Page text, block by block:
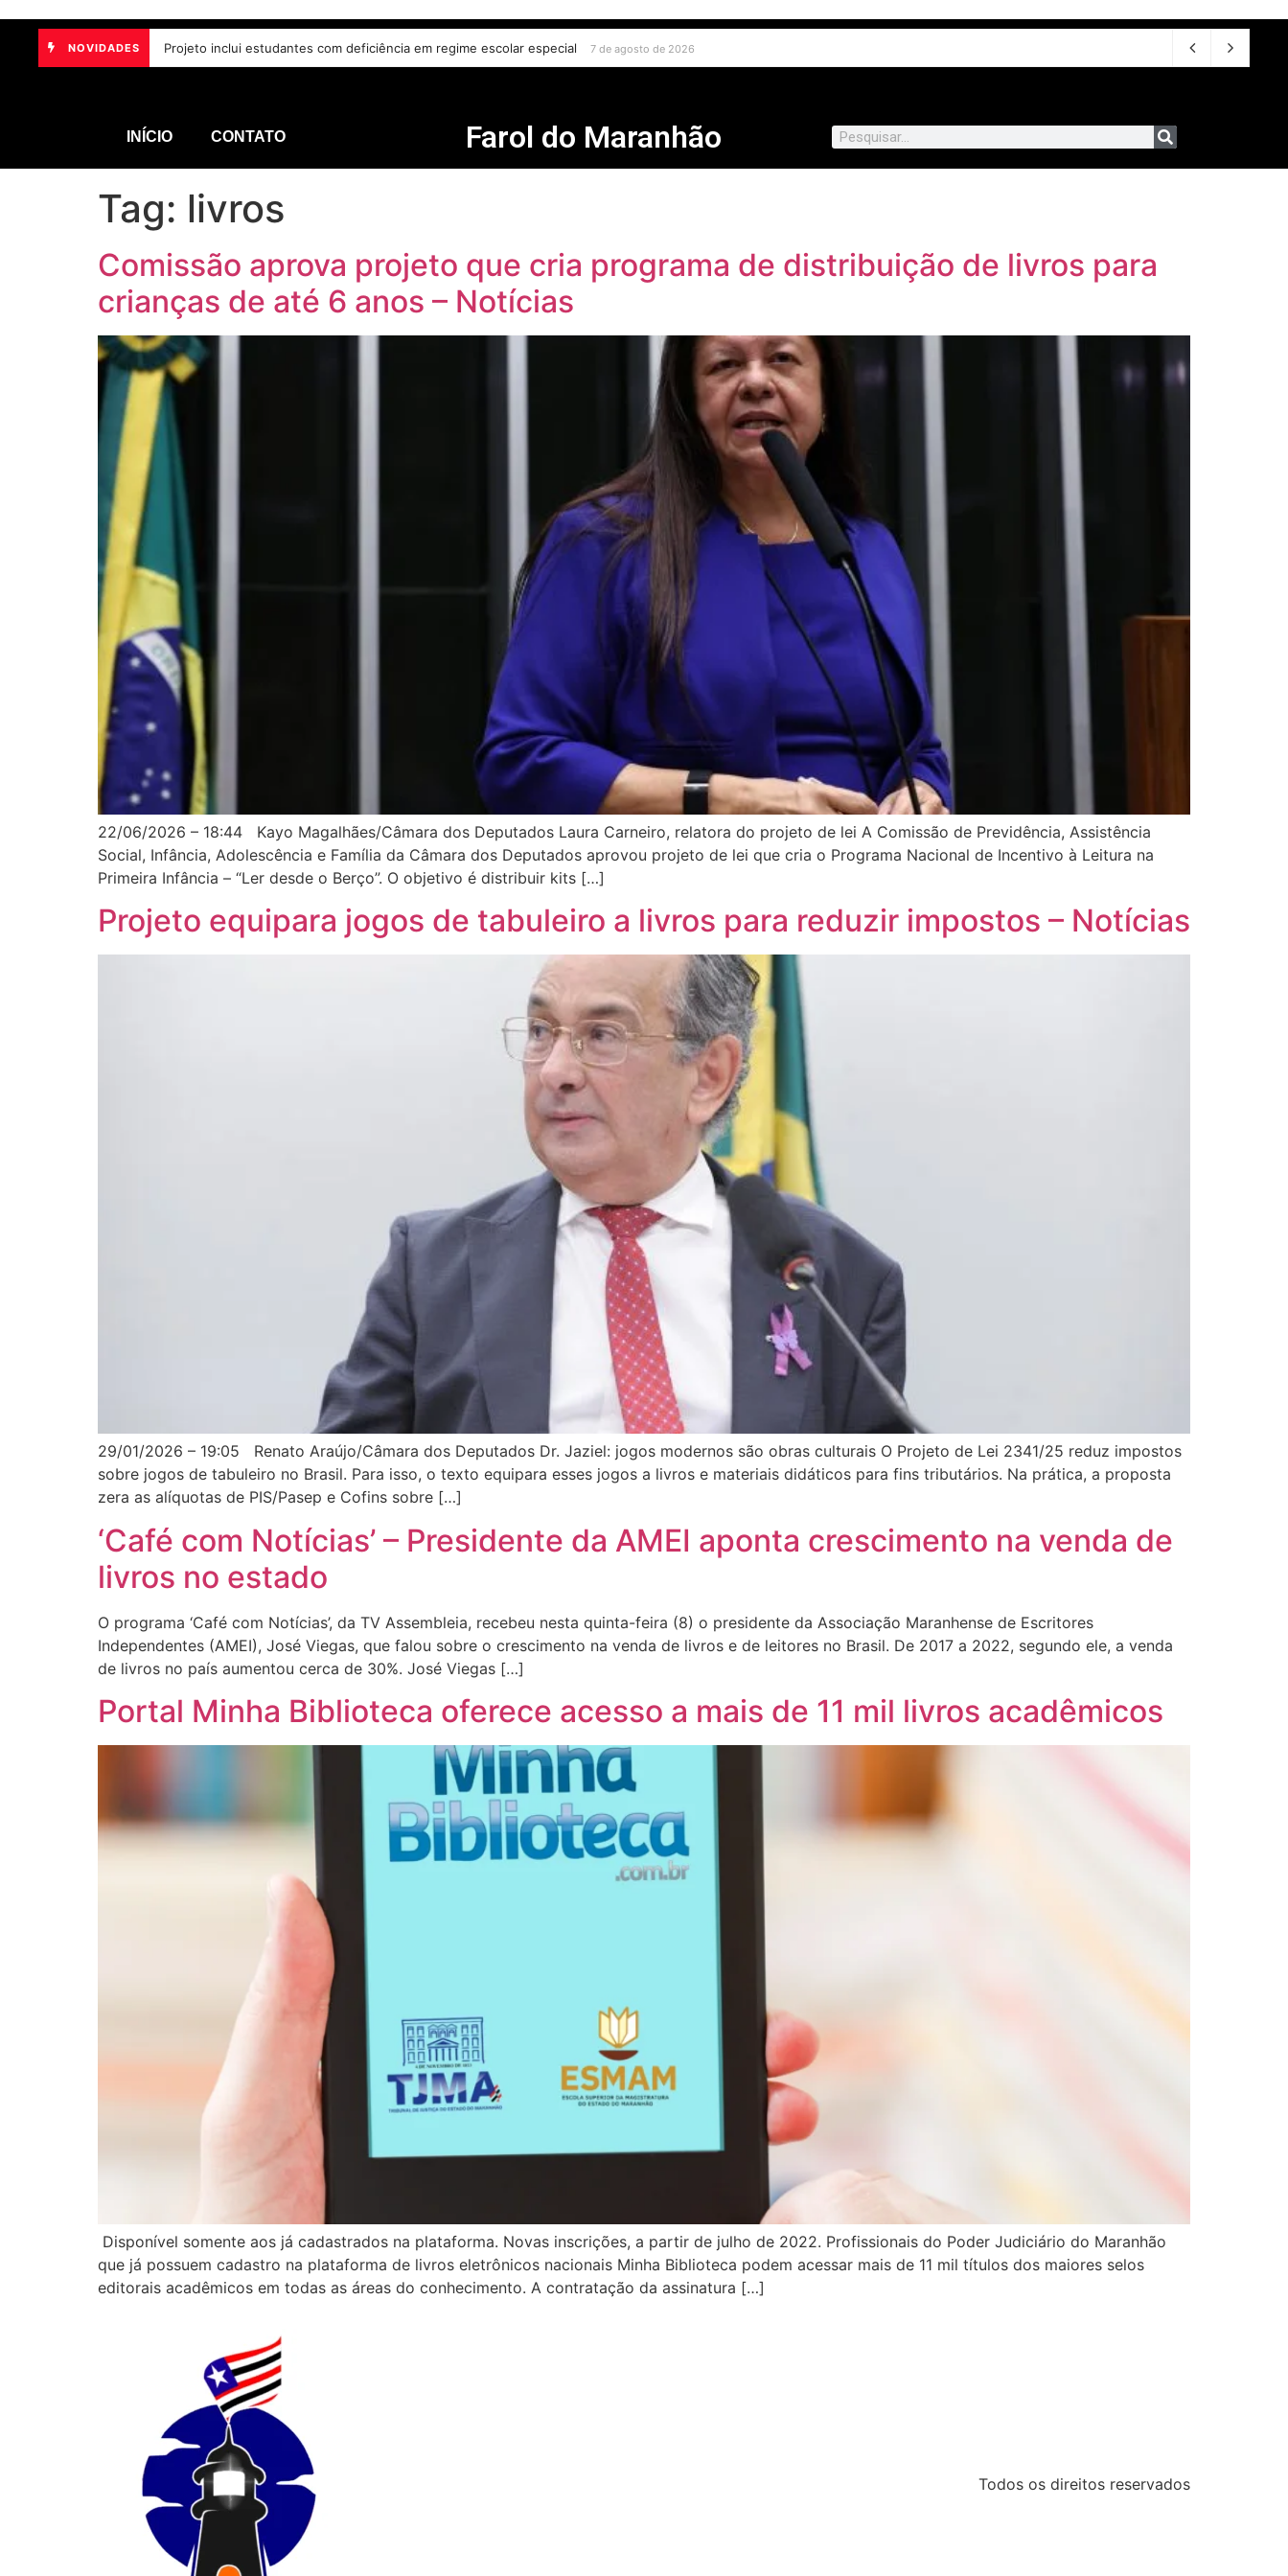
NOVIDADES Projeto inclui estudantes com deficiência em regime escolar especial 7 de agosto de 2026
Lei aumenta penas para violência sexual digital contra crianças e adolescentes e endurece punições
INÍCIO CONTATO Farol do Maranhão
Tag: livros
Comissão aprova projeto que cria programa de distribuição de livros para
crianças de até 6 anos – Notícias
22/06/2026 – 18:44 Kayo Magalhães/Câmara dos Deputados Laura Carneiro, relatora do projeto de lei A Comissão de Previdência, Assistência
Social, Infância, Adolescência e Família da Câmara dos Deputados aprovou projeto de lei que cria o Programa Nacional de Incentivo à Leitura na
Primeira Infância – “Ler desde o Berço”. O objetivo é distribuir kits […]
Projeto equipara jogos de tabuleiro a livros para reduzir impostos – Notícias
29/01/2026 – 19:05 Renato Araújo/Câmara dos Deputados Dr. Jaziel: jogos modernos são obras culturais O Projeto de Lei 2341/25 reduz impostos
sobre jogos de tabuleiro no Brasil. Para isso, o texto equipara esses jogos a livros e materiais didáticos para fins tributários. Na prática, a proposta
zera as alíquotas de PIS/Pasep e Cofins sobre […]
‘Café com Notícias’ – Presidente da AMEI aponta crescimento na venda de
livros no estado
O programa ‘Café com Notícias’, da TV Assembleia, recebeu nesta quinta-feira (8) o presidente da Associação Maranhense de Escritores
Independentes (AMEI), José Viegas, que falou sobre o crescimento na venda de livros e de leitores no Brasil. De 2017 a 2022, segundo ele, a venda
de livros no país aumentou cerca de 30%. José Viegas […]
Portal Minha Biblioteca oferece acesso a mais de 11 mil livros acadêmicos
Disponível somente aos já cadastrados na plataforma. Novas inscrições, a partir de julho de 2022. Profissionais do Poder Judiciário do Maranhão
que já possuem cadastro na plataforma de livros eletrônicos nacionais Minha Biblioteca podem acessar mais de 11 mil títulos dos maiores selos
editorais acadêmicos em todas as áreas do conhecimento. A contratação da assinatura […]
Todos os direitos reservados